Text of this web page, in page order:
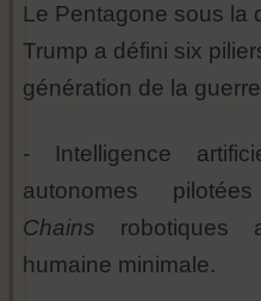
Le Pentagone sous la
Trump a défini six
génération de la
- Intelligence
autonomes
Chains robotiques
humaine minimale.